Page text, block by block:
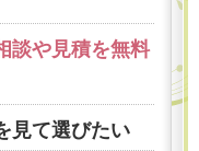
談や見積を無料
見て選びたい